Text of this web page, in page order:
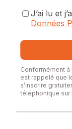
J’ai lu et
Données
Conformément à
est rappelé que
s’inscrire
téléphonique sur